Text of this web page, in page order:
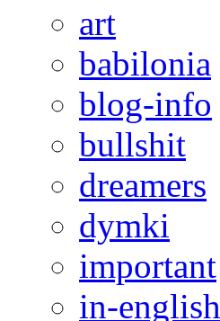
art
babilonia
blog-info
bullshit
dreamers
dymki
important
in-english